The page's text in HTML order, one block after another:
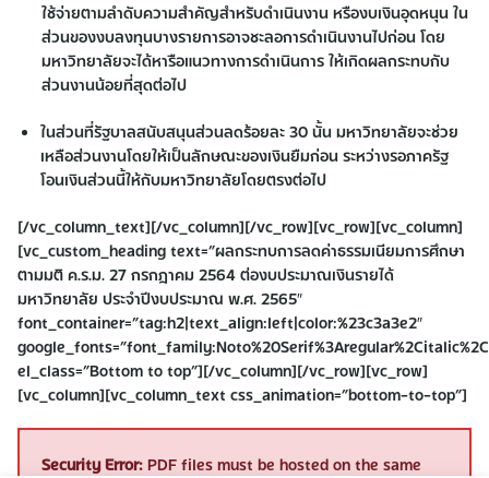
ใช้จ่ายตามลำดับความสำคัญสำหรับดำเนินงาน หรืองบเงินอุดหนุน ใน
ส่วนของงบลงทุนบางรายการอาจชะลอการดำเนินงานไปก่อน โดย
มหาวิทยาลัยจะได้หารือแนวทางการดำเนินการ ให้เกิดผลกระทบกับ
ส่วนงานน้อยที่สุดต่อไป
ในส่วนที่รัฐบาลสนับสนุนส่วนลดร้อยละ 30 นั้น มหาวิทยาลัยจะช่วย
เหลือส่วนงานโดยให้เป็นลักษณะของเงินยืมก่อน ระหว่างรอภาครัฐ
โอนเงินส่วนนี้ให้กับมหาวิทยาลัยโดยตรงต่อไป
[/vc_column_text][/vc_column][/vc_row][vc_row][vc_column]
[vc_custom_heading text=”ผลกระทบการลดค่าธรรมเนียมการศึกษา
ตามมติ ค.ร.ม. 27 กรกฎาคม 2564 ต่องบประมาณเงินรายได้
มหาวิทยาลัย ประจำปีงบประมาณ พ.ศ. 2565″
font_container=”tag:h2|text_align:left|color:%23c3a3e2″
el_class=”Bottom to top”][/vc_column][/vc_row][vc_row]
[vc_column][vc_column_text css_animation=”bottom-to-top”]
Security Error: PDF files must be hosted on the same